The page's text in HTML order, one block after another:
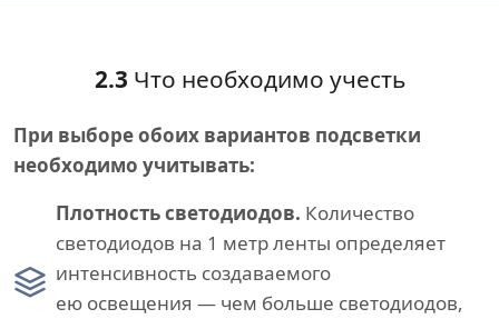
2.3 Что необходимо учесть
При выборе обоих вариантов подсветки
необходимо учитывать:
Плотность светодиодов. Количество
светодиодов на 1 метр ленты определяет
интенсивность создаваемого
ею освещения — чем больше светодиодов,